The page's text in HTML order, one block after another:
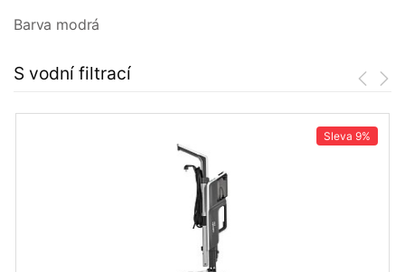
Barva modrá
S vodní filtrací
Sleva 9%